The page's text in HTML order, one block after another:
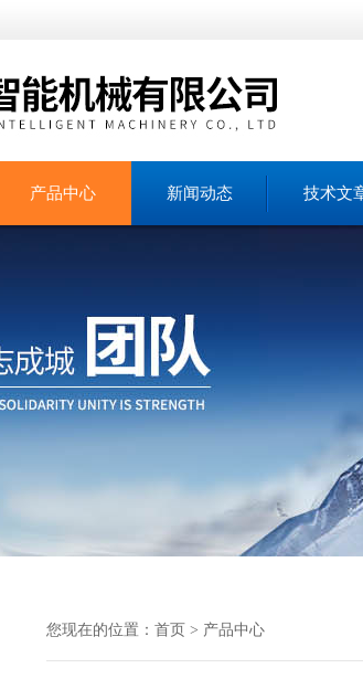
产品中心 新闻动态 技术文
您现在的位置： 首页 > 产品中心